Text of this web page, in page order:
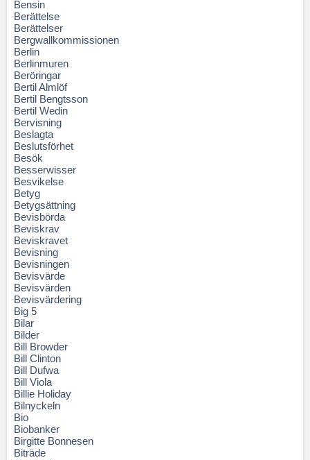
Bensin
Berättelse
Berättelser
Bergwallkommissionen
Berlin
Berlinmuren
Beröringar
Bertil Almlöf
Bertil Bengtsson
Bertil Wedin
Bervisning
Beslagta
Beslutsförhet
Besök
Besserwisser
Besvikelse
Betyg
Betygsättning
Bevisbörda
Beviskrav
Beviskravet
Bevisning
Bevisningen
Bevisvärde
Bevisvärden
Bevisvärdering
Big 5
Bilar
Bilder
Bill Browder
Bill Clinton
Bill Dufwa
Bill Viola
Billie Holiday
Bilnyckeln
Bio
Biobanker
Birgitte Bonnesen
Biträde